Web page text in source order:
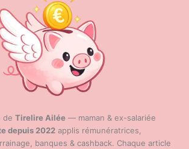
de Tirelire Ailée — maman & ex-salariée
depuis 2022 applis rémunératrices,
banques & cashback. Chaque article